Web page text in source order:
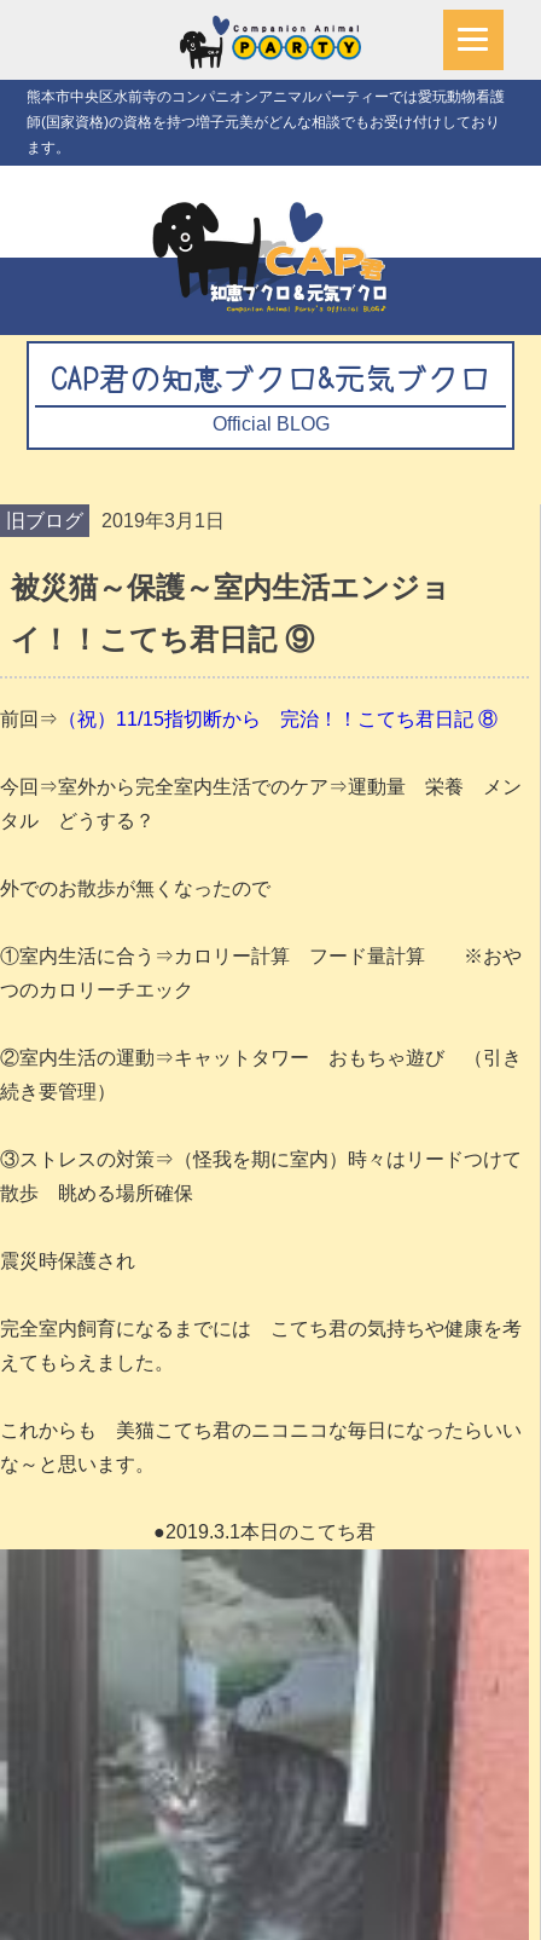
熊本市中央区水前寺のコンパニオンアニマルパーティーでは愛玩動物看護
師(国家資格)の資格を持つ増子元美がどんな相談でもお受け付けしており
ます。
CAP君の知恵ブクロ&元気ブクロ
Official BLOG
旧ブログ 2019年3月1日
被災猫～保護～室内生活エンジョ
イ！！こてち君日記 ⑨
前回⇒ （祝）11/15指切断から 完治！！こてち君日記 ⑧
今回⇒室外から完全室内生活でのケア⇒運動量 栄養 メン
タル どうする？
外でのお散歩が無くなったので
①室内生活に合う⇒カロリー計算 フード量計算 ※おや
つのカロリーチエック
②室内生活の運動⇒キャットタワー おもちゃ遊び （引き
続き要管理）
③ストレスの対策⇒（怪我を期に室内）時々はリードつけて
散歩 眺める場所確保
震災時保護され
完全室内飼育になるまでには こてち君の気持ちや健康を考
えてもらえました。
これからも 美猫こてち君のニコニコな毎日になったらいい
な～と思います。
●2019.3.1本日のこてち君